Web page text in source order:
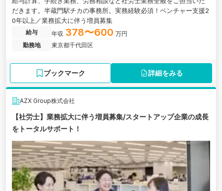
だきます。半蔵門駅チカの事務所。実務経験必須！ベンチャー支援2
0年以上／業務拡大に伴う増員募集
給与 年収 378〜600 万円
勤務地
東京都千代田区
ブックマーク 詳細をみる
AZX Group株式会社
【社労士】業務拡大に伴う増員募集/スタートアップ企業の成長
をトータルサポート！